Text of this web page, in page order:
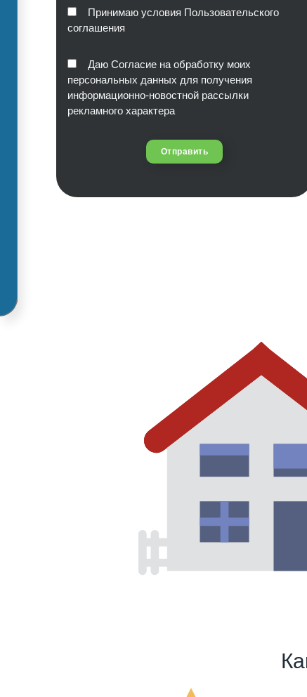
Принимаю условия Пользовательского
соглашения
Даю Согласие на обработку моих
персональных данных для получения
информационно-новостной рассылки
рекламного характера
Отправить